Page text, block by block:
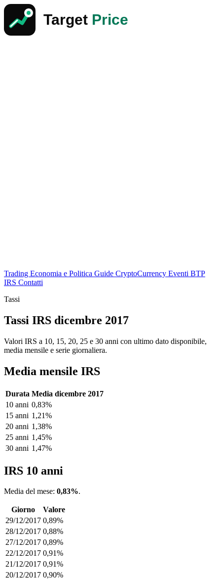
Trading Economia e Politica Guide CryptoCurrency Eventi BTP
IRS Contatti
Tassi
Tassi IRS dicembre 2017
Valori IRS a 10, 15, 20, 25 e 30 anni con ultimo dato disponibile,
media mensile e serie giornaliera.
Media mensile IRS
Durata Media dicembre 2017
10 anni 0,83%
15 anni 1,21%
20 anni 1,38%
25 anni 1,45%
30 anni 1,47%
IRS 10 anni
Media del mese: 0,83%.
Giorno
Valore
29/12/2017 0,89%
28/12/2017 0,88%
27/12/2017 0,89%
22/12/2017 0,91%
21/12/2017 0,91%
20/12/2017 0,90%